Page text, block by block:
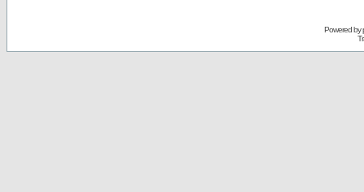
Powered by